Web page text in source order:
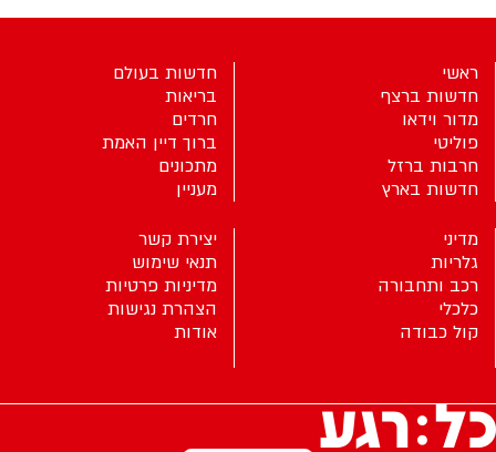
ראשי
חדשות ברצף
מדור וידאו
פוליטי
חרבות ברזל
חדשות בארץ
חדשות בעולם
בריאות
חרדים
ברוך דיין האמת
מתכונים
מעניין
מדיני
גלריות
רכב ותחבורה
כלכלי
קול כבודה
יצירת קשר
תנאי שימוש
מדיניות פרטיות
הצהרת נגישות
אודות